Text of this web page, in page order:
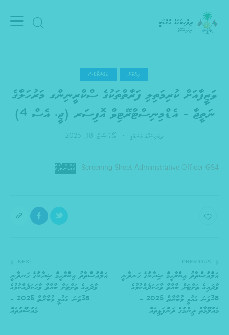
އިއުލާނު ޑައުންލޯޑްސް
ވަޒީފާއަށް ކުރިމަތިލި ފަރާތްތަކުގެ ސްކްރީނިންގ މަރުހަލާގެ
ނަތީޖާ – އެޑްމިނިސްޓްރޭޓިވް އޮފިސަރ (ޖީ. އެސް 4)
ދިވެހިބަހުގެ އެކެޑަމީ އޯގަސްޓް 18, 2025
Screening-Sheet-Administrative-Officer-GS4 ޑައުންލޯޑް
PREVIOUS
އަލްއުސްތާޛު އިބްރާހީމް ޝިހާބުގެ ހަނދާނީ
ވާދައިގެ ތަށްޓަށް ބާއްވާ ވާހަކަދެއްކުމުގެ
38ވަނަ ގައުމީ މުބާރާތް 2025 –
މައުލޫމާތު ދިނުމުގެ ދަންފަޅިތައް
NEXT
އަލްއުސްތާޛު އިބްރާހީމް ޝިހާބުގެ ހަނދާނީ
ވާދައިގެ ތަށްޓަށް ބާއްވާ ވާހަކަދެއްކުމުގެ
38ވަނަ ގައުމީ މުބާރާތް 2025 –
މައުޟޫޢުތައް